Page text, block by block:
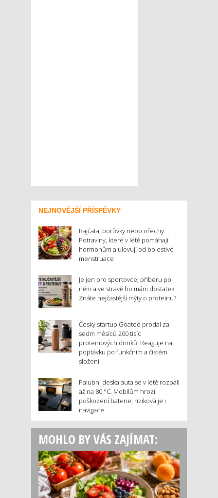
NEJNOVĚJŠÍ PŘÍSPĚVKY
Rajčata, borůvky nebo ořechy.
Potraviny, které v létě pomáhají
hormonům a ulevují od bolestivé
menstruace
Je jen pro sportovce, přiberu po
něm a ve stravě ho mám dostatek.
Znáte nejčastější mýty o proteinu?
Český startup Goated prodal za
sedm měsíců 200 tisíc
proteinových drinků. Reaguje na
poptávku po funkčním a čistém
složení
Palubní deska auta se v létě rozpálí
až na 80 °C. Mobilům hrozí
poškození baterie, riziková je i
navigace
MOHLO BY VÁS ZAJÍMAT: